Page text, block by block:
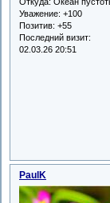
Уважение: +100
Позитив: +55
Последний визит:
02.03.26 20:51
PaulK